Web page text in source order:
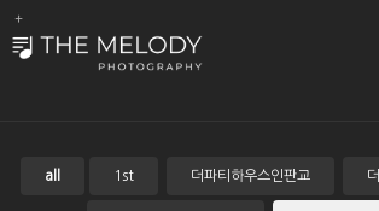
all 1st 더파티하우스인판교